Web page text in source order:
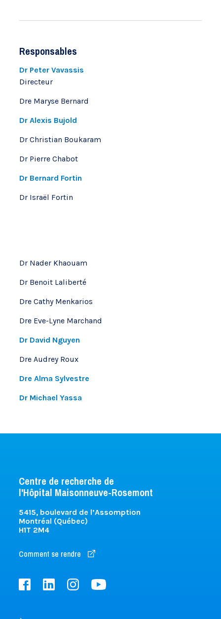
Responsables
Dr Peter Vavassis
Directeur
Dre Maryse Bernard
Dr Alexis Bujold
Dr Christian Boukaram
Dr Pierre Chabot
Dr Bernard Fortin
Dr Israël Fortin
Dr Nader Khaouam
Dr Benoit Laliberté
Dre Cathy Menkarios
Dre Eve-Lyne Marchand
Dr David Nguyen
Dre Audrey Roux
Dre Alma Sylvestre
Dr Michael Yassa
Centre de recherche de
l'Hôpital Maisonneuve-Rosemont
5415, boulevard de l’Assomption
Montréal (Québec)
H1T 2M4
Comment se rendre